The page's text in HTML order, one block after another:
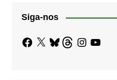
Siga-nos
Facebook
X BlueskyThreadsInstagram
YouTube